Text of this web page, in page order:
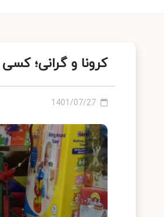
کرونا و گرانی؛
1401/07/27